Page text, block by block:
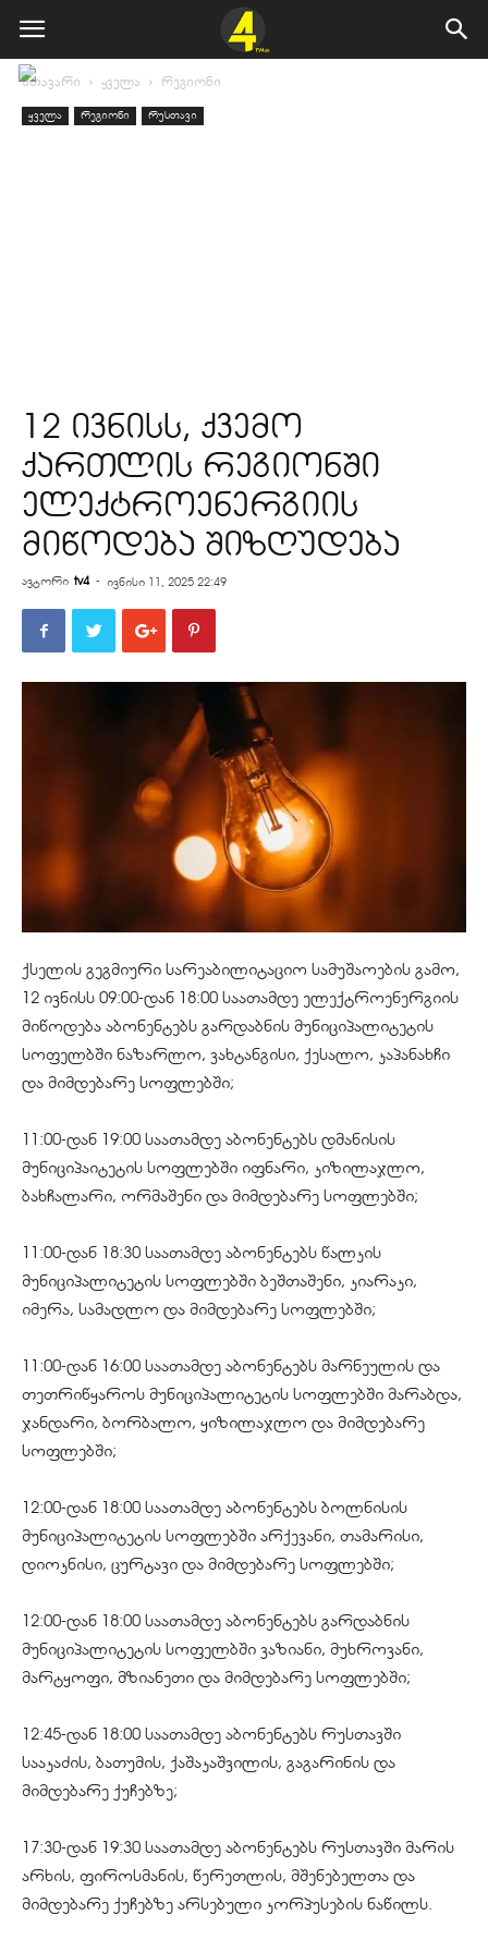
მთავარი ყველა რეგიონი
ყველა რეგიონი რუსთავი
12 ივნისს, ქვემო
ქართლის რეგიონში
ელექტროენერგიის
მიწოდება შიზღუდება
ავტორი tv4 - ივნისი 11, 2025 22:49
ქსელის გეგმიური სარეაბილიტაციო სამუშაოების გამო,
12 ივნისს 09:00-დან 18:00 საათამდე ელექტროენერგიის
მიწოდება აბონენტებს გარდაბნის მუნიციპალიტეტის
სოფელბში ნაზარლო, ვახტანგისი, ქესალო, კაპანახჩი
და მიმდებარე სოფლებში;
11:00-დან 19:00 საათამდე აბონენტებს დმანისის
მუნიციპაიტეტის სოფლებში იფნარი, კიზილაჯლო,
ბახჩალარი, ორმაშენი და მიმდებარე სოფლებში;
11:00-დან 18:30 საათამდე აბონენტებს წალკის
მუნიციპალიტეტის სოფლებში ბეშთაშენი, კიარაკი,
იმერა, სამადლო და მიმდებარე სოფლებში;
11:00-დან 16:00 საათამდე აბონენტებს მარნეულის და
თეთრიწყაროს მუნიციპალიტეტის სოფლებში მარაბდა,
ჯანდარი, ბორბალო, ყიზილაჯლო და მიმდებარე
სოფლებში;
12:00-დან 18:00 საათამდე აბონენტებს ბოლნისის
მუნიციპალიტეტის სოფლებში არქევანი, თამარისი,
დიოკნისი, ცურტავი და მიმდებარე სოფლებში;
12:00-დან 18:00 საათამდე აბონენტებს გარდაბნის
მუნიციპალიტეტის სოფელბში ვაზიანი, მუხროვანი,
მარტყოფი, მზიანეთი და მიმდებარე სოფლებში;
12:45-დან 18:00 საათამდე აბონენტებს რუსთავში
სააკაძის, ბათუმის, ქაშაკაშვილის, გაგარინის და
მიმდებარე ქუჩებზე;
17:30-დან 19:30 საათამდე აბონენტებს რუსთავში მარის
არხის, ფიროსმანის, წერეთლის, მშენებელთა და
მიმდებარე ქუჩებზე არსებული კორპუსების ნაწილს.